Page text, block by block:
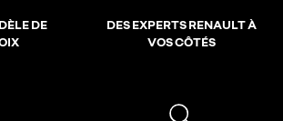
DE
DES EXPERTS RENAULT À
VOS CÔTÉS